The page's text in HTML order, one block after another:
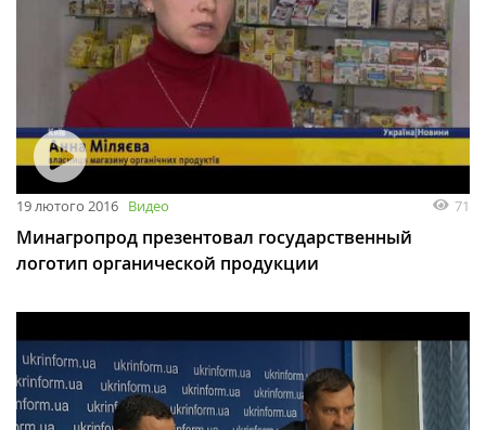
19 лютого 2016 Видео 71
Минагропрод презентовал государственный
логотип органической продукции